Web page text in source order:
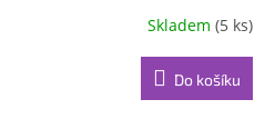
Skladem (5 ks)
Do košíku